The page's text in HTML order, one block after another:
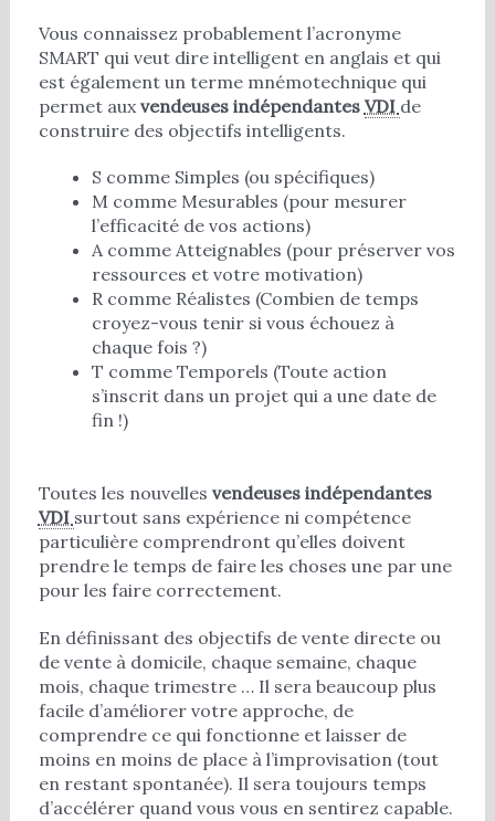
Vous connaissez probablement l’acronyme
SMART qui veut dire intelligent en anglais et qui
est également un terme mnémotechnique qui
permet auxvendeuses indépendantes VDI de
construire des objectifs intelligents.
S comme Simples (ou spécifiques)
M comme Mesurables (pour mesurer
l’efficacité de vos actions)
A comme Atteignables (pour préserver vos
ressources et votre motivation)
R comme Réalistes (Combien de temps
croyez-vous tenir si vous échouez à
chaque fois ?)
T comme Temporels (Toute action
s’inscrit dans un projet qui a une date de
fin !)
Toutes les nouvelles vendeuses indépendantes
VDI surtout sans expérience ni compétence
particulière comprendront qu’elles doivent
prendre le temps de faire les choses une par une
pour les faire correctement.
En définissant des objectifs de vente directe ou
de vente à domicile, chaque semaine, chaque
mois, chaque trimestre … Il sera beaucoup plus
facile d’améliorer votre approche, de
comprendre ce qui fonctionne et laisser de
moins en moins de place à l’improvisation (tout
en restant spontanée). Il sera toujours temps
d’accélérer quand vous vous en sentirez capable.